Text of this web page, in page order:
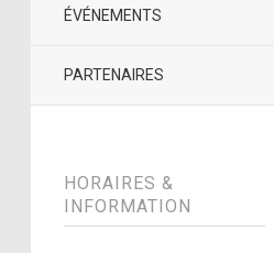
ÉVÉNEMENTS
PARTENAIRES
HORAIRES &
INFORMATION